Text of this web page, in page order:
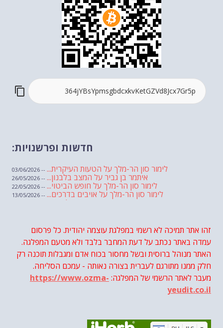
חדשות ופרשנויות:
לימור סון הר-מלך על הטעות העיקרית... -- 03/06/2026
איתמר בן גביר על המצב בלבנון... -- 26/05/2026
לימור סון הר-מלך על חופש הביטוי... -- 22/05/2026
לימור סון הר-מלך על אויבים בדרכים... -- 13/05/2026
שבועת אמונים לדעאש
לימור סון הר-מלך על חוק...-- 19/04/2026
מיכאל בן ארי על פרשת הת...
מיכאל בן ארי על פרשת הת... -- 10/04/2026
השר בן גביר במקום נפילת הטיל.... -- 06/04/2026
חוק עונש מוות למחבלים...-- 29/03/2026
מיכאל בן ארי על פרשת השבוע ת... -- 27/03/2026
מיכאל בן ארי על פרשת השבוע ת...-- 20/03/2026
מיכאל בן ארי על דילמת המנהיגות....
זהו אתר תמיכה לא רשמי במפלגת עוצמה יהודית. כל פרסום
עמדה באתר נכתב על דעת המחבר בלבד ולא מטעם המפלגה.
האתר מנוהל ברוסית ובשל מחסור בכוח אדם ומגבלות תוכנה רק
חלק ממנו מתורגם לעברית בצורה נאותה - עמכם הסליחה.
מעבר לאתר הרשמי של המפלגה: https://www.ozma-
yeudit.co.il